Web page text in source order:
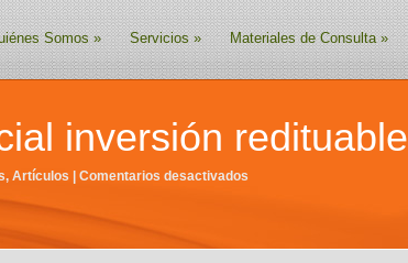
Somos» Servicios» Materiales de Consulta»
inversión redituable
, Artículos Comentarios desactivados
inversión